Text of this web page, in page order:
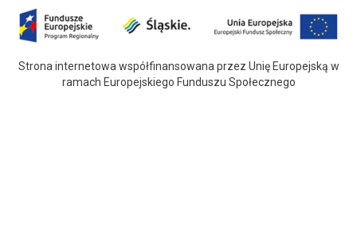
Strona internetowa współfinansowana przez Unię Europejską w
ramach Europejskiego Funduszu Społecznego